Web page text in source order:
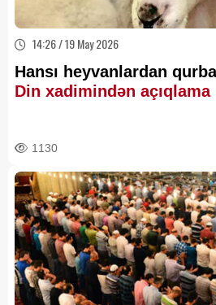
14:26 / 19 May 2026
Hansı heyvanlardan
Din xadimindən açıqlama
1130